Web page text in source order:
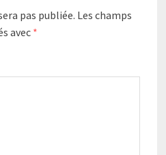
pas publiée. Les champs
avec *